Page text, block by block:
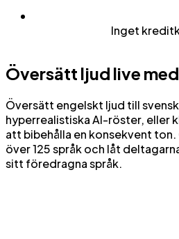
Inget
Översätt ljud live
Översätt engelskt ljud till
hyperrealistiska AI-röster, eller
att bibehålla en konsekvent
över 125 språk och låt
sitt föredragna språk.